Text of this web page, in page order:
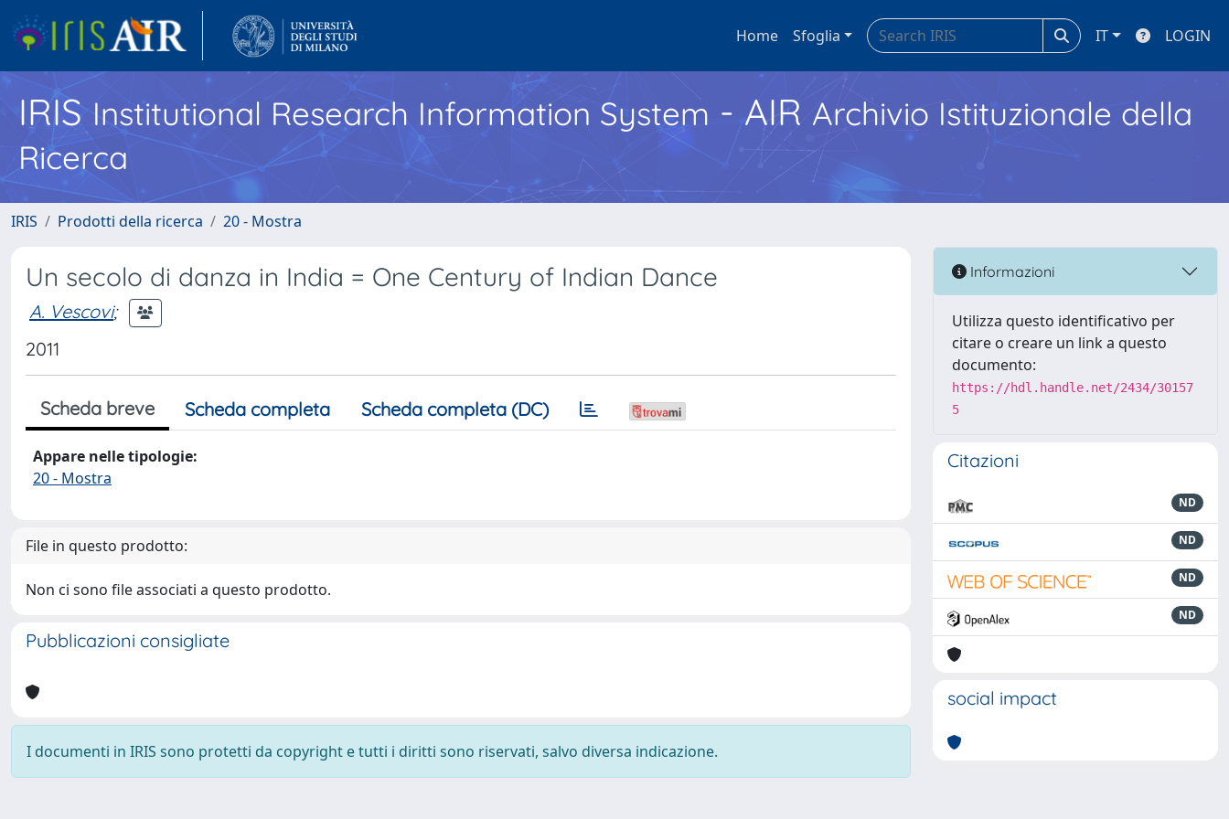
Home Sfoglia IT LOGIN
IRISInstitutional Research Information System - AIR Archivio Istituzionale della
Ricerca
IRIS Prodotti della ricerca 20 - Mostra
Un secolo di danza in India = One Century of Indian Dance
A. Vescovi;
2011
Scheda breve Scheda completa Scheda completa (DC)
Appare nelle tipologie:
20 - Mostra
File in questo prodotto:
Non ci sono file associati a questo prodotto.
Pubblicazioni consigliate
I documenti in IRIS sono protetti da copyright e tutti i diritti sono riservati, salvo diversa indicazione.
Informazioni
Utilizza questo identificativo per
citare o creare un link a questo
documento:
https://hdl.handle.net/2434/30157
5
Citazioni
ND
ND
ND
ND
social impact